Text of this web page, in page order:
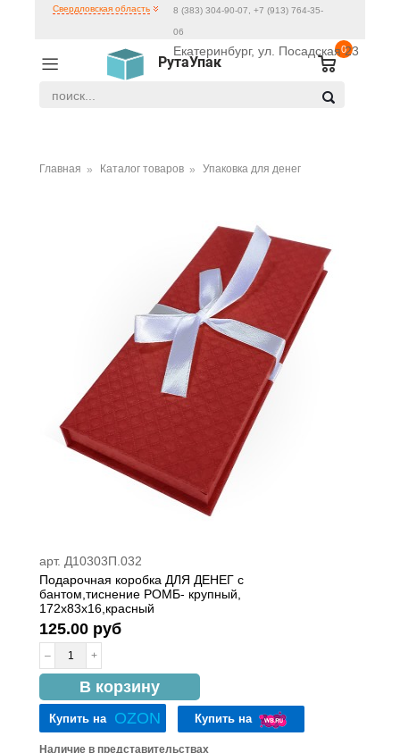
РутаУпак
0
Свердловская область 8 (383) 304-90-07, +7 (913) 764-35-
06
Екатеринбург, ул. Посадская 23
Главная Каталог товаров Упаковка для денег
арт. Д10303П.032
Подарочная коробка ДЛЯ ДЕНЕГ с
бантом,тиснение РОМБ- крупный,
172х83х16,красный
125.00 руб
– +
В корзину
в наличии
Купить на OZON Купить на
Наличие в представительствах